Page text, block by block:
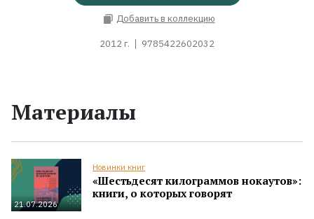
Добавить в коллекцию
2012 г. 9785422602032
Материалы
21.07.2026
Новинки книг
«Шестьдесят килограммов нокаутов»:
книги, о которых говорят